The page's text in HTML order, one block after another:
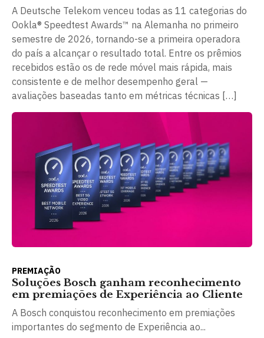
A Deutsche Telekom venceu todas as 11 categorias do
Ookla® Speedtest Awards™ na Alemanha no primeiro
semestre de 2026, tornando-se a primeira operadora
do país a alcançar o resultado total. Entre os prêmios
recebidos estão os de rede móvel mais rápida, mais
consistente e de melhor desempenho geral —
avaliações baseadas tanto em métricas técnicas […]
PREMIAÇÃO
Soluções Bosch ganham reconhecimento
em premiações de Experiência ao Cliente
A Bosch conquistou reconhecimento em premiações
importantes do segmento de Experiência ao...